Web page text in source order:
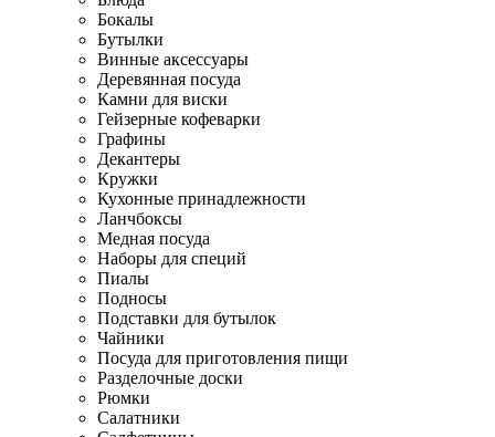
Бокалы
Бутылки
Винные аксессуары
Деревянная посуда
Камни для виски
Гейзерные кофеварки
Графины
Декантеры
Кружки
Кухонные принадлежности
Ланчбоксы
Медная посуда
Наборы для специй
Пиалы
Подносы
Подставки для бутылок
Чайники
Посуда для приготовления пищи
Разделочные доски
Рюмки
Салатники